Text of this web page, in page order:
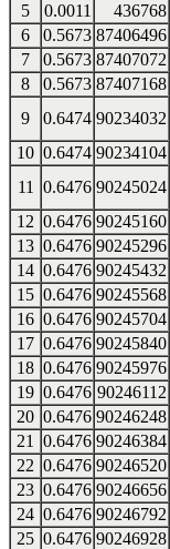
5
0.0011 436768
6
0.5673 87406496
7
0.5673 87407072
8
0.5673 87407168
9
0.6474 90234032
10 0.6474 90234104
11
0.6476 90245024
12 0.6476 90245160
13 0.6476 90245296
14 0.6476 90245432
15 0.6476 90245568
16 0.6476 90245704
17 0.6476 90245840
18 0.6476 90245976
19 0.6476 90246112
20 0.6476 90246248
21
0.6476 90246384
22 0.6476 90246520
23 0.6476 90246656
24 0.6476 90246792
25 0.6476 90246928